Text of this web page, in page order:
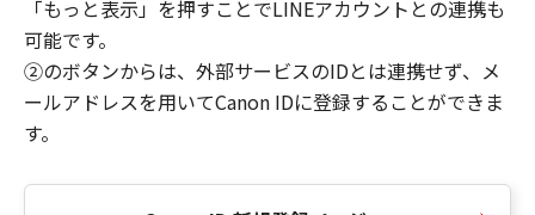
「もっと表示」を押すことでLINEアカウントとの連携も
可能です。
②のボタンからは、外部サービスのIDとは連携せず、メ
ールアドレスを用いてCanon IDに登録することができま
す。